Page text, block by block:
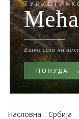
Насловна Србија